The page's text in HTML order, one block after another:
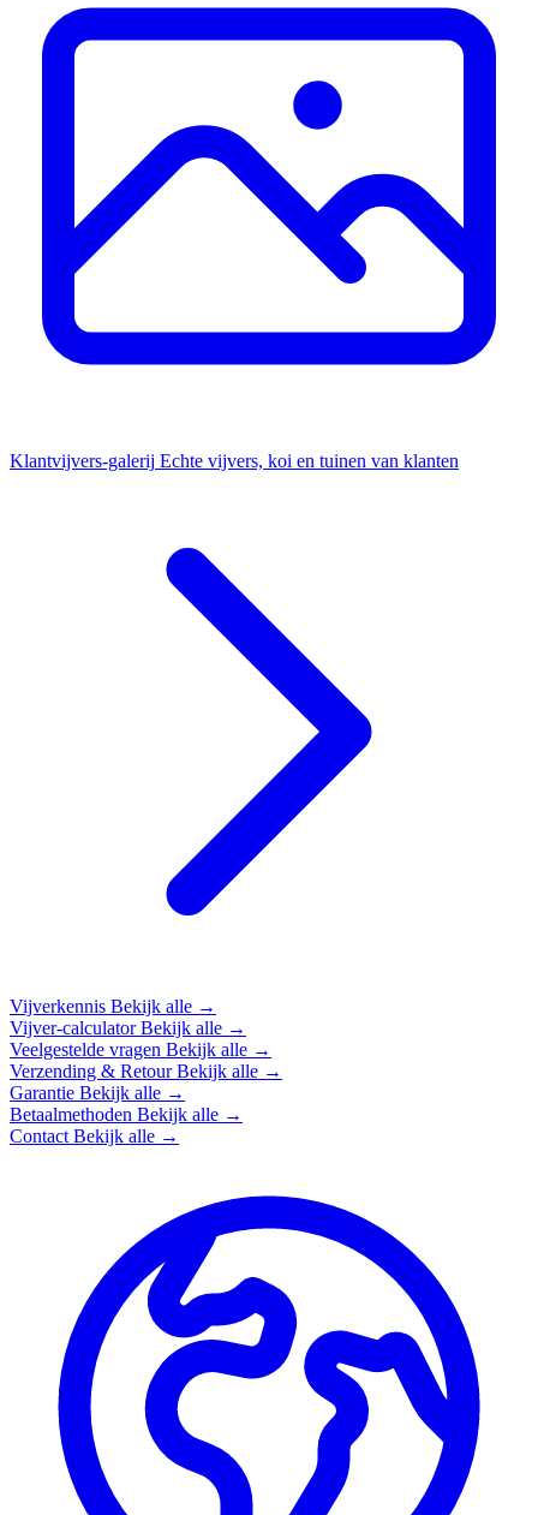
Klantvijvers-galerij Echte vijvers, koi en tuinen van klanten
Vijverkennis Bekijk alle →
Vijver-calculatorBekijk alle →
Veelgestelde vragen Bekijk alle →
Verzending & RetourBekijk alle →
Garantie Bekijk alle →
Betaalmethoden Bekijk alle →
Contact Bekijk alle →